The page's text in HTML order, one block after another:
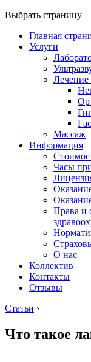
Выбрать страницу
Главная
Услуги
Лечение
Массаж
Информация
Часы
Права и
О нас
Коллектив
Контакты
Отзывы
Статьи ›
Что такое